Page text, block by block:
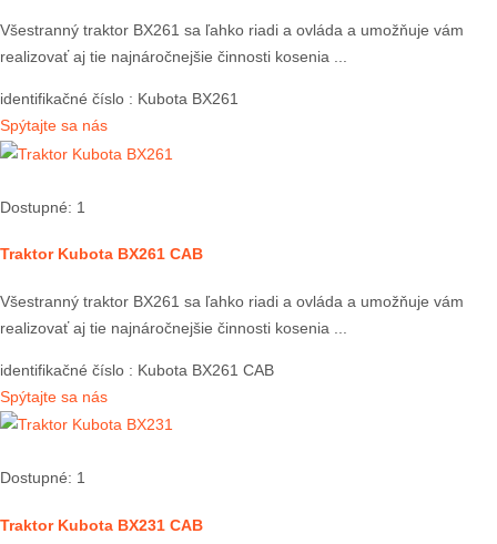
Všestranný traktor BX261 sa ľahko riadi a ovláda a umožňuje vám
realizovať aj tie najnáročnejšie činnosti kosenia ...
identifikačné číslo : Kubota BX261
Spýtajte sa nás
Dostupné: 1
Traktor Kubota BX261 CAB
Všestranný traktor BX261 sa ľahko riadi a ovláda a umožňuje vám
realizovať aj tie najnáročnejšie činnosti kosenia ...
identifikačné číslo : Kubota BX261 CAB
Spýtajte sa nás
Dostupné: 1
Traktor Kubota BX231 CAB